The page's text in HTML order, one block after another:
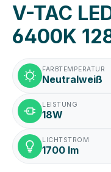
V-TAC
6400K
FARBTEMPERATUR
Neutralweiß
LEISTUNG
18W
LICHTSTROM
1700 lm